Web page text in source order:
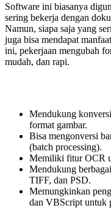
Software ini biasanya
sering bekerja dengan
Namun, siapa saja yang
juga bisa mendapat
ini, pekerjaan mengubah
mudah, dan rapi.
Mendukung
format gambar.
Bisa mengonversi
(batch processing).
Memiliki fitur OCR
Mendukung
TIFF, dan PSD.
Memungkinkan
dan VBScript untuk